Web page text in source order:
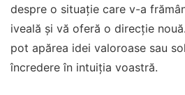
despre o situație care v-a
iveală și vă oferă o direcție
pot apărea idei valoroase sau
încredere în intuiția voastră.